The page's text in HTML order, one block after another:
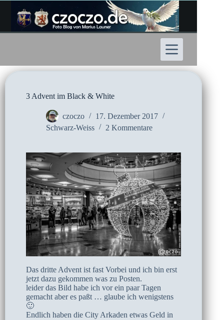
Inhalt
springen
3 Advent im Black & White
czoczo
17. Dezember 2017
Schwarz-Weiss
2 Kommentare
Das dritte Advent ist fast Vorbei und ich bin erst
jetzt dazu gekommen was zu Posten.
leider das Bild habe ich vor ein paar Tagen
gemacht aber es paßt … glaube ich wenigstens
🙂
Endlich haben die City Arkaden etwas Geld in